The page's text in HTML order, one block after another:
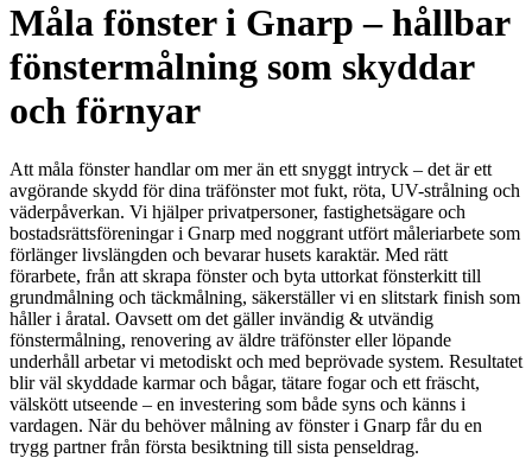
Måla fönster i Gnarp – hållbar
fönstermålning som skyddar
och förnyar
Att måla fönster handlar om mer än ett snyggt intryck – det är ett
avgörande skydd för dina träfönster mot fukt, röta, UV-strålning och
väderpåverkan. Vi hjälper privatpersoner, fastighetsägare och
bostadsrättsföreningar i Gnarp med noggrant utfört måleriarbete som
förlänger livslängden och bevarar husets karaktär. Med rätt
förarbete, från att skrapa fönster och byta uttorkat fönsterkitt till
grundmålning och täckmålning, säkerställer vi en slitstark finish som
håller i åratal. Oavsett om det gäller invändig & utvändig
fönstermålning, renovering av äldre träfönster eller löpande
underhåll arbetar vi metodiskt och med beprövade system. Resultatet
blir väl skyddade karmar och bågar, tätare fogar och ett fräscht,
välskött utseende – en investering som både syns och känns i
vardagen. När du behöver målning av fönster i Gnarp får du en
trygg partner från första besiktning till sista penseldrag.